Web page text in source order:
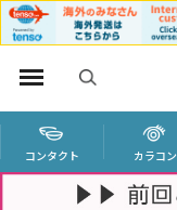
コンタクト カラコン